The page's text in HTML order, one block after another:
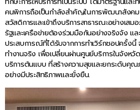
คนพิการถือเป็นกำลังสำคัญในการพัฒนาสังคม
สวัสดิการและเข้าถึงบริการสาธารณะอย่างเส
รัฐและเครือข่ายต้องร่วมมือกันอย่างจริงจัง แล
ประสบการณ์ที่ได้รับจากการทำเวิร์กชอปครั้งนี้
ทำงานจริง เพื่อเปลี่ยนผ่านศูนย์บริการในจังหวั
บริการต้นแบบ ที่สร้างความสุขและยกระดับคุ
อย่างมีประสิทธิภาพและยั่งยืน.